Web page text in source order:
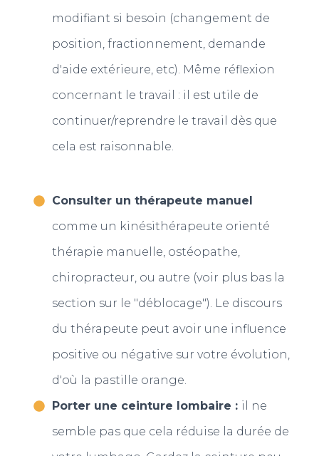
modifiant si besoin (changement de
position, fractionnement, demande
d'aide extérieure, etc). Même réflexion
concernant le travail : il est utile de
continuer/reprendre le travail dès que
cela est raisonnable.
Consulter un thérapeute manuel
comme un kinésithérapeute orienté
thérapie manuelle, ostéopathe,
chiropracteur, ou autre (voir plus bas la
section sur le "déblocage"). Le discours
du thérapeute peut avoir une influence
positive ou négative sur votre évolution,
d'où la pastille orange.
Porter une ceinture lombaire : il ne
semble pas que cela réduise la durée de